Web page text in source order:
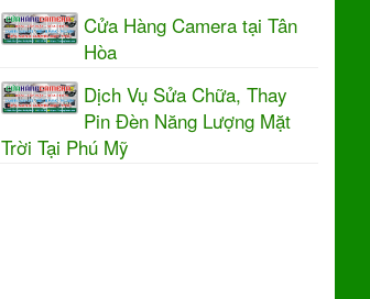
Cửa Hàng Camera tại Tân
Hòa
Dịch Vụ Sửa Chữa, Thay
Pin Đèn Năng Lượng Mặt
Trời Tại Phú Mỹ